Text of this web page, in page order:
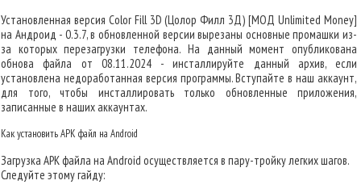
Установленная версия Color Fill 3D (Цолор Филл 3Д) [МОД Unlimited Money]
на Андроид - 0.3.7, в обновленной версии вырезаны основные промашки из-
за которых перезагрузки телефона. На данный момент опубликована
обнова файла от 08.11.2024 - инсталлируйте данный архив, если
установлена недоработанная версия программы. Вступайте в наш аккаунт,
для того, чтобы инсталлировать только обновленные приложения,
записанные в наших аккаунтах.
Как установить APK файл на Android
Загрузка APK файла на Android осуществляется в пару-тройку легких шагов.
Следуйте этому гайду: